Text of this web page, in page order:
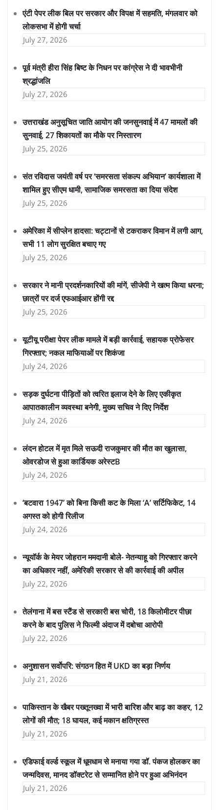
एंटी पेपर लीक बिल पर सरकार और विपक्ष में सहमति, मंगलवार को
लोकसभा में होगी चर्चा
July 27, 2026
पूर्व मंत्री हीरा सिंह बिष्ट के निधन पर कांग्रेस ने दी भावभीनी
श्रद्धांजलि
July 27, 2026
उत्तराखंड अनुसूचित जाति आयोग की जनसुनवाई में 47 मामलों की
सुनवाई, 27 शिकायतों का मौके पर निस्तारण
July 25, 2026
संत रविदास जयंती वर्ष पर ‘समरसता संकल्प अभियान’ कार्यशाला में
शामिल हुए सीएम धामी, सामाजिक समरसता का दिया संदेश
July 25, 2026
अमेरिका में सीप्लेन हादसा: चट्टानों से टकराकर विमान में लगी आग,
सभी 11 लोग सुरक्षित बचाए गए
July 25, 2026
सरकार ने मानी प्रदर्शनकारियों की मांगें, सीजेपी ने खत्म किया धरना;
छात्रों पर दर्ज एफआईआर होंगी रद्द
July 25, 2026
यूटीयू परीक्षा पेपर लीक मामले में बड़ी कार्रवाई, सहायक प्रोफेसर
गिरफ्तार; नकल माफियाओं पर शिकंजा
July 24, 2026
सड़क दुर्घटना पीड़ितों को त्वरित इलाज देने के लिए एकीकृत
आपातकालीन व्यवस्था बनेगी, मुख्य सचिव ने दिए निर्देश
July 24, 2026
लंदन होटल में मृत मिले सऊदी राजकुमार की मौत का खुलासा,
ओवरडोज से हुआ कार्डियक अरेस्टB
July 24, 2026
‘बटवारा 1947’ को बिना किसी कट के मिला ‘A’ सर्टिफिकेट, 14
अगस्त को होगी रिलीज
July 24, 2026
न्यूयॉर्क के मेयर जोहरान ममदानी बोले- नेतन्याहू को गिरफ्तार करने
का अधिकार नहीं, अमेरिकी सरकार से की कार्रवाई की अपील
July 22, 2026
तेलंगाना में बस स्टैंड से सरकारी बस चोरी, 18 किलोमीटर पीछा
करने के बाद पुलिस ने फिल्मी अंदाज में दबोचा आरोपी
July 22, 2026
अनुशासन सर्वोपरि: संगठन हित में UKD का बड़ा निर्णय
July 21, 2026
पाकिस्तान के खैबर पख्तूनख्वा में भारी बारिश और बाढ़ का कहर, 12
लोगों की मौत; 18 घायल, कई मकान क्षतिग्रस्त
July 21, 2026
एडिफाई वर्ल्ड स्कूल में धूमधाम से मनाया गया डॉ. पंकज होलकर का
जन्मदिवस, मानद डॉक्टरेट से सम्मानित होने पर हुआ अभिनंदन
July 21, 2026